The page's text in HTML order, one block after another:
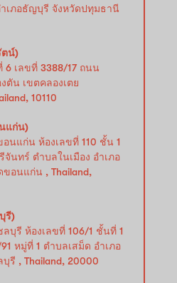
เภอธัญบุรี จังหวัดปทุมธานี
ตน์)
เลขที่ 3388/17 ถนน
ตัน เขตคลองเตย
10110
แก่น)
นแก่น ห้องเลขที่ 110 ชั้น 1
จันทร์ ตำบลในเมือง อำเภอ
อนแก่น , Thailand,
รี)
บุรี ห้องเลขที่ 106/1 ชั้นที่ 1
หมู่ที่ 1 ตำบลเสม็ด อำเภอ
รี , Thailand, 20000